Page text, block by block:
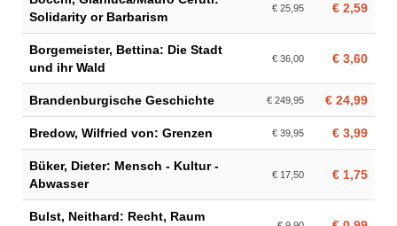
Solidarity or Barbarism
€ 25,95 € 2,59
Borgemeister, Bettina: Die Stadt
und ihr Wald
€ 36,00 € 3,60
Brandenburgische Geschichte € 249,95 € 24,99
Bredow, Wilfried von: Grenzen € 39,95 € 3,99
Büker, Dieter: Mensch - Kultur -
Abwasser
€ 17,50 € 1,75
Bulst, Neithard: Recht, Raum